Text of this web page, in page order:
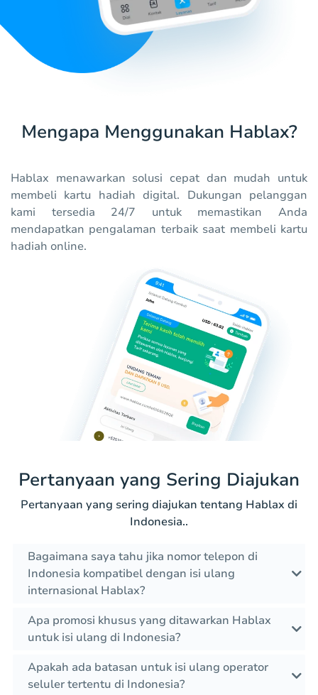
Mengapa Menggunakan Hablax?
Hablax menawarkan solusi cepat dan mudah untuk
membeli kartu hadiah digital. Dukungan pelanggan
kami tersedia 24/7 untuk memastikan Anda
mendapatkan pengalaman terbaik saat membeli kartu
hadiah online.
Pertanyaan yang Sering Diajukan
Pertanyaan yang sering diajukan tentang Hablax di
Indonesia..
Bagaimana saya tahu jika nomor telepon di
Indonesia kompatibel dengan isi ulang
internasional Hablax?
Apa promosi khusus yang ditawarkan Hablax
untuk isi ulang di Indonesia?
Apakah ada batasan untuk isi ulang operator
seluler tertentu di Indonesia?